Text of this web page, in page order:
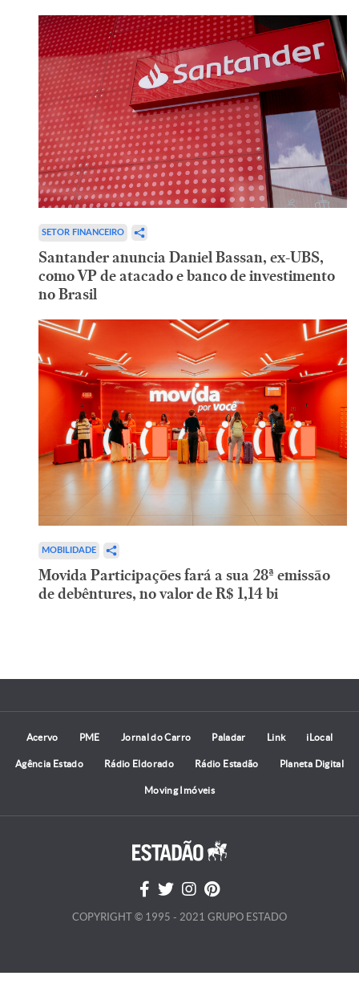
SETOR FINANCEIRO
Santander anuncia Daniel Bassan, ex-UBS,
como VP de atacado e banco de investimento
no Brasil
MOBILIDADE
Movida Participações fará a sua 28ª emissão
de debêntures, no valor de R$ 1,14 bi
Acervo PME Jornal do Carro Paladar Link iLocal
Agência Estado Rádio Eldorado Rádio Estadão Planeta Digital
Moving Imóveis
COPYRIGHT © 1995 - 2021 GRUPO ESTADO